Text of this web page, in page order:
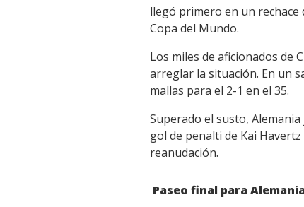
llegó primero en un
Copa del Mundo.
Los miles de aficionados de
arreglar la situación. En un
mallas para el 2-1 en el 35.
Superado el susto,
gol de penalti de Kai
reanudación.
Paseo final para Alemania